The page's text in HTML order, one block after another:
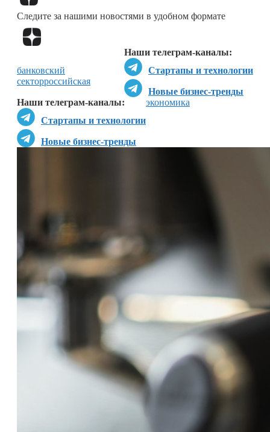
Следите за нашими новостями в удобном формате
Наши телеграм-каналы:
Стартапы и технологии
Новые бизнес-тренды
Наши телеграм-каналы:
Стартапы и технологии
Новые бизнес-тренды
банковский
секторроссийская
экономика